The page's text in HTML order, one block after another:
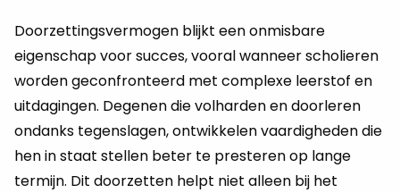
Doorzettingsvermogen blijkt een onmisbare
eigenschap voor succes, vooral wanneer scholieren
worden geconfronteerd met complexe leerstof en
uitdagingen. Degenen die volharden en doorleren
ondanks tegenslagen, ontwikkelen vaardigheden die
hen in staat stellen beter te presteren op lange
termijn. Dit doorzetten helpt niet alleen bij het